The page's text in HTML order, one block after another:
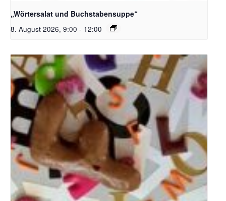
„Wörtersalat und Buchstabensuppe“
8. August 2026, 9:00 - 12:00